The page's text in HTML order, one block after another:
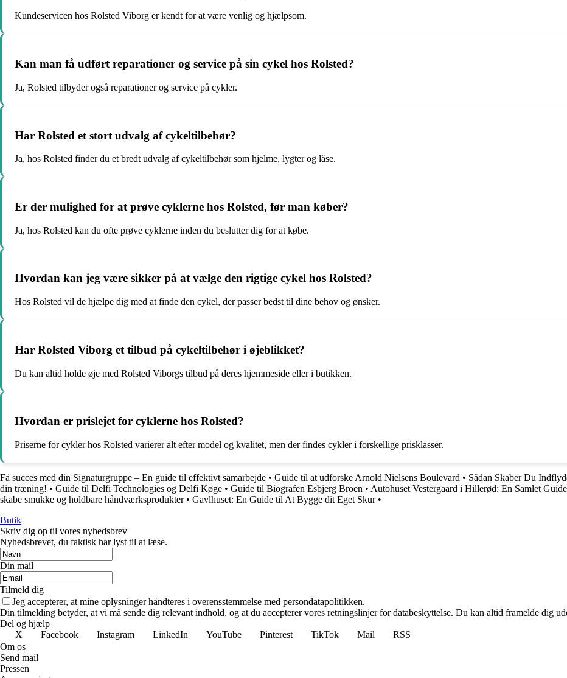
Kundeservicen hos Rolsted Viborg er kendt for at være venlig og hjælpsom.
Kan man få udført reparationer og service på sin cykel hos Rolsted?
Ja, Rolsted tilbyder også reparationer og service på cykler.
Har Rolsted et stort udvalg af cykeltilbehør?
Ja, hos Rolsted finder du et bredt udvalg af cykeltilbehør som hjelme, lygter og låse.
Er der mulighed for at prøve cyklerne hos Rolsted, før man køber?
Ja, hos Rolsted kan du ofte prøve cyklerne inden du beslutter dig for at købe.
Hvordan kan jeg være sikker på at vælge den rigtige cykel hos Rolsted?
Hos Rolsted vil de hjælpe dig med at finde den cykel, der passer bedst til dine behov og ønsker.
Har Rolsted Viborg et tilbud på cykeltilbehør i øjeblikket?
Du kan altid holde øje med Rolsted Viborgs tilbud på deres hjemmeside eller i butikken.
Hvordan er prislejet for cyklerne hos Rolsted?
Priserne for cykler hos Rolsted varierer alt efter model og kvalitet, men der findes cykler i forskellige prisklasser.
Få succes med din Signaturgruppe – En guide til effektivt samarbejde • Guide til at udforske Arnold Nielsens Boulevard • Sådan Skaber Du
din træning! • Guide til Delfi Technologies og Delfi Køge • Guide til Biografen Esbjerg Broen • Autohuset Vestergaard i Hillerød: En Samlet Guide
skabe smukke og holdbare håndværksprodukter• Gavlhuset: En Guide til At Bygge dit Eget Skur•
Butik
Skriv dig op til vores nyhedsbrev
Nyhedsbrevet, du faktisk har lyst til at læse.
Din mail
Tilmeld dig
Jeg accepterer, at mine oplysninger håndteres i overensstemmelse med persondatapolitikken.
Din tilmelding betyder, at vi må sende dig relevant indhold, og at du accepterer vores retningslinjer for databeskyttelse. Du kan altid framelde dig
Del og hjælp
X
Facebook Instagram LinkedIn YouTube Pinterest TikTok Mail
RSS
Om os
Send mail
Pressen